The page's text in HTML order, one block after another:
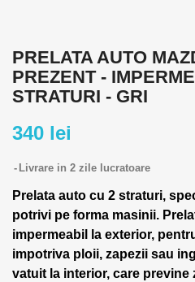
PRELATA AUTO
PREZENT -
STRATURI - GRI
340 lei
Livrare in 2 zile lucratoare
Prelata auto cu 2 straturi,
potrivi pe forma masinii.
impermeabil la exterior,
impotriva ploii, zapezii sau
vatuit la interior, care previne